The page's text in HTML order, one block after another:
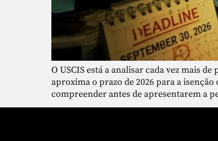
O USCIS está a analisar cada vez mais
aproxima o prazo de 2026 para a
compreender antes de apresentarem a